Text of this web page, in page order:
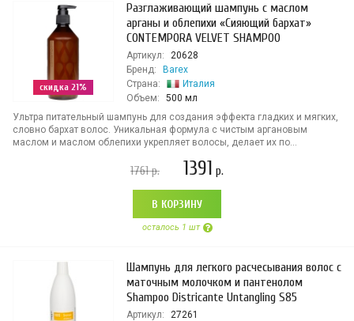
скидка 21%
Разглаживающий шампунь с маслом
арганы и облепихи «Сияющий бархат»
CONTEMPORA VELVET SHAMPOO
Артикул:
20628
Бренд:
Barex
Страна:
Италия
Объем:
500 мл
Ультра питательный шампунь для создания эффекта гладких и мягких,
словно бархат волос. Уникальная формула с чистым аргановым
маслом и маслом облепихи укрепляет волосы, делает их по...
1761р. 1391 р.
В КОРЗИНУ
осталось 1 шт
Шампунь для легкого расчесывания волос с
маточным молочком и пантенолом
Shampoo Districante Untangling S85
Артикул:
27261